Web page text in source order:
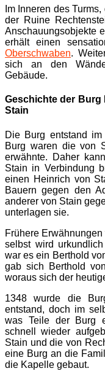
Im Inneren des
der Ruine
Anschauungsobjekte
erhält einen
Oberschwaben.
sich an den
Gebäude.
Geschichte der Burg
Stain
Die Burg entstand
Burg waren die von
erwähnte. Daher
Stain in Verbindung
einen Heinrich von
Bauern gegen den
anderer von Stain
unterlagen sie.
Frühere
selbst wird
war es ein Berthold
gab sich Berthold
woraus sich der
1348 wurde die
entstand, doch im
was Teile der Burg
schnell wieder
Stain und die von
eine Burg an die
die Kapelle gebaut.